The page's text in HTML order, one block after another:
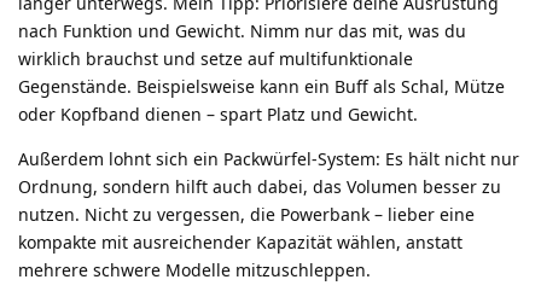
nach Funktion und Gewicht. Nimm nur das mit, was du
wirklich brauchst und setze auf multifunktionale
Gegenstände. Beispielsweise kann ein Buff als Schal, Mütze
oder Kopfband dienen – spart Platz und Gewicht.
Außerdem lohnt sich ein Packwürfel-System: Es hält nicht nur
Ordnung, sondern hilft auch dabei, das Volumen besser zu
nutzen. Nicht zu vergessen, die Powerbank – lieber eine
kompakte mit ausreichender Kapazität wählen, anstatt
mehrere schwere Modelle mitzuschleppen.